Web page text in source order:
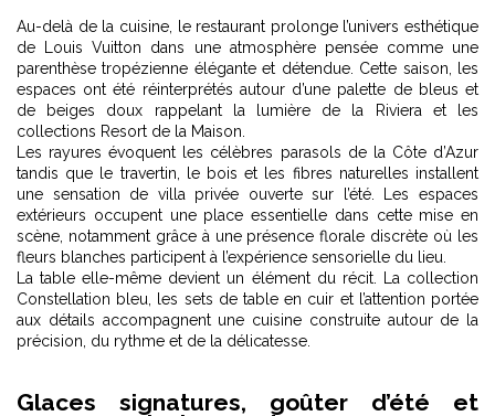
Au-delà de la cuisine, le restaurant prolonge l’univers esthétique
de Louis Vuitton dans une atmosphère pensée comme une
parenthèse tropézienne élégante et détendue. Cette saison, les
espaces ont été réinterprétés autour d’une palette de bleus et
de beiges doux rappelant la lumière de la Riviera et les
collections Resort de la Maison.
Les rayures évoquent les célèbres parasols de la Côte d’Azur
tandis que le travertin, le bois et les fibres naturelles installent
une sensation de villa privée ouverte sur l’été. Les espaces
extérieurs occupent une place essentielle dans cette mise en
scène, notamment grâce à une présence florale discrète où les
fleurs blanches participent à l’expérience sensorielle du lieu.
La table elle-même devient un élément du récit. La collection
Constellation bleu, les sets de table en cuir et l’attention portée
aux détails accompagnent une cuisine construite autour de la
précision, du rythme et de la délicatesse.
Glaces signatures, goûter d’été et